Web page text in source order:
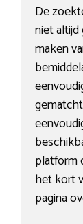
De
niet
maken
platform
het kort
pagina